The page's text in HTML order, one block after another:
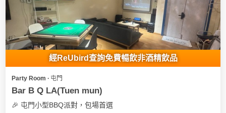
經ReUbird查詢免費暢飲非酒精飲品
Party Room ∙ 屯門
Bar B Q LA(Tuen mun)
🎉 屯門小型BBQ派對，包場首選